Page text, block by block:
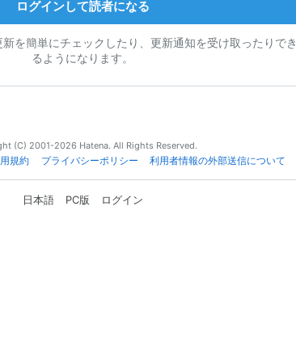
ログインして読者になる
を簡単にチェックしたり、更新通知を受け取ったりでき
るようになります。
(C) 2001-2026 Hatena. All Rights Reserved.
規約 プライバシーポリシー 利用者情報の外部送信について
日本語 PC版 ログイン